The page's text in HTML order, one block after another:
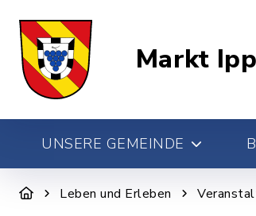
Markt
UNSERE GEMEINDE
Leben und Erleben